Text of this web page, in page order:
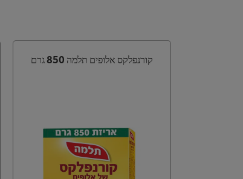
קורנפלקס אלופים תלמה 850 גרם